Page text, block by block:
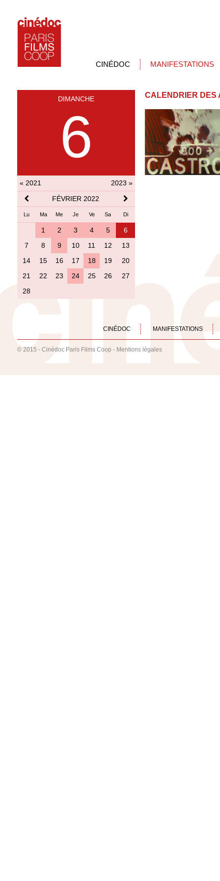
CINÉDOC MANIFESTATIONS
DIMANCHE
6
« 2021
2023 »
FÉVRIER 2022
Lu Ma Me Je Ve Sa Di
1 2 3 4 5
6
7
8 9 10 11 12
13
14
15 16 17 18 19
20
21
22 23 24 25 26
27
28
CALENDRIER DES
CINÉDOC MANIFESTATIONS
© 2015 - Cinédoc Paris Films Coop - Mentions légales